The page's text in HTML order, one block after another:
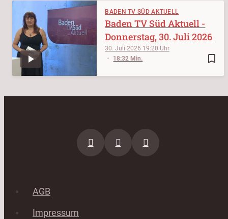
BADEN TV SÜD AKTUELL
bookmark_border
30. Juli 2026 19:20
18:32 Min.
Baden TV Süd Aktuell -
Donnerstag, 30. Juli 2026
AGB
Impressum